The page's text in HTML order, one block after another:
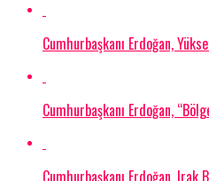
Cumhurbaşkanı Erdoğan,
Cumhurbaşkanı Erdoğan,